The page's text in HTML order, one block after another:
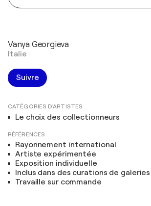
Vanya Georgieva
Italie
Suivre
CATÉGORIES D'ARTISTES
Le choix des collectionneurs
RÉFÉRENCES
Rayonnement international
Artiste expérimentée
Exposition individuelle
Inclus dans des curations de
Travaille sur commande